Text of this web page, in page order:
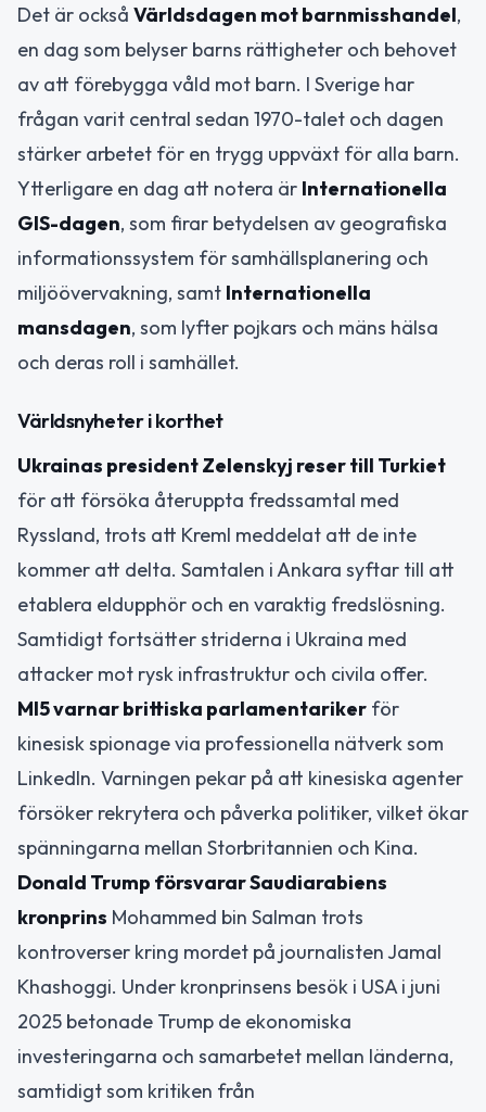
Det är också Världsdagen mot barnmisshandel,
en dag som belyser barns rättigheter och behovet
av att förebygga våld mot barn. I Sverige har
frågan varit central sedan 1970-talet och dagen
stärker arbetet för en trygg uppväxt för alla barn.
Ytterligare en dag att notera är Internationella
GIS-dagen, som firar betydelsen av geografiska
informationssystem för samhällsplanering och
miljöövervakning, samt Internationella
mansdagen, som lyfter pojkars och mäns hälsa
och deras roll i samhället.
Världsnyheter i korthet
Ukrainas president Zelenskyj reser till Turkiet
för att försöka återuppta fredssamtal med
Ryssland, trots att Kreml meddelat att de inte
kommer att delta. Samtalen i Ankara syftar till att
etablera eldupphör och en varaktig fredslösning.
Samtidigt fortsätter striderna i Ukraina med
attacker mot rysk infrastruktur och civila offer.
MI5 varnar brittiska parlamentariker för
kinesisk spionage via professionella nätverk som
LinkedIn. Varningen pekar på att kinesiska agenter
försöker rekrytera och påverka politiker, vilket ökar
spänningarna mellan Storbritannien och Kina.
Donald Trump försvarar Saudiarabiens
kronprins Mohammed bin Salman trots
kontroverser kring mordet på journalisten Jamal
Khashoggi. Under kronprinsens besök i USA i juni
2025 betonade Trump de ekonomiska
investeringarna och samarbetet mellan länderna,
samtidigt som kritiken från